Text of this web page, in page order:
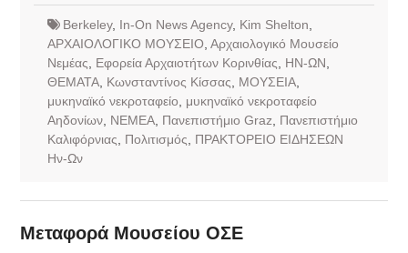
Berkeley, In-On News Agency, Kim Shelton
ΑΡΧΑΙΟΛΟΓΙΚΟ ΜΟΥΣΕΙΟ Αρχαιολογικό Μουσείο
Νεμέας
Εφορεία Αρχαιοτήτων Κορινθίας ΗΝ-ΩΝ
ΘΕΜΑΤΑ, Κωνσταντίνος Κίσσας ΜΟΥΣΕΙΑ,
μυκηναϊκό νεκροταφείο
μυκηναϊκό νεκροταφείο
Αηδονίων, ΝΕΜΕΑ, Πανεπιστήμιο Graz
Πανεπιστήμιο
Καλιφόρνιας
Πολιτισμός
ΠΡΑΚΤΟΡΕΙΟ ΕΙΔΗΣΕΩΝ
Ην-Ων
Μεταφορά Μουσείου ΟΣΕ